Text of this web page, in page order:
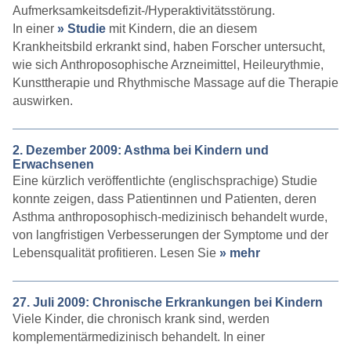
Aufmerksamkeitsdefizit-/Hyperaktivitätsstörung.
In einer » Studiemit Kindern, die an diesem
Krankheitsbild erkrankt sind, haben Forscher untersucht,
wie sich Anthroposophische Arzneimittel, Heileurythmie,
Kunsttherapie und Rhythmische Massage auf die Therapie
auswirken.
2. Dezember 2009: Asthma bei Kindern und
Erwachsenen
Eine kürzlich veröffentlichte (englischsprachige) Studie
konnte zeigen, dass Patientinnen und Patienten, deren
Asthma anthroposophisch-medizinisch behandelt wurde,
von langfristigen Verbesserungen der Symptome und der
Lebensqualität profitieren. Lesen Sie » mehr
27. Juli 2009: Chronische Erkrankungen bei Kindern
Viele Kinder, die chronisch krank sind, werden
komplementärmedizinisch behandelt. In einer